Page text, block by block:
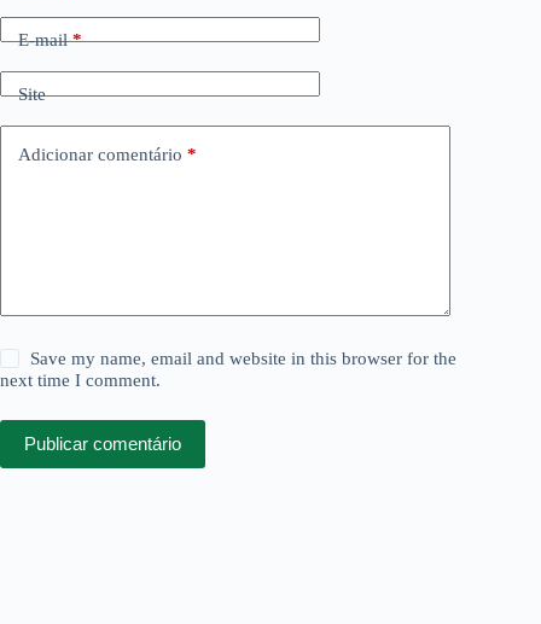
E-mail*
Site
Adicionar comentário *
Save my name, email and website in this browser for the
next time I comment.
Publicar comentário